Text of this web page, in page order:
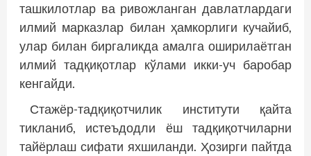
ташкилотлар ва ривожланган давлатлардаги
илмий марказлар билан ҳамкорлиги кучайиб,
улар билан биргаликда амалга оширилаётган
илмий тадқиқотлар кўлами икки-уч баробар
кенгайди.
Стажёр-тадқиқотчилик институ­­ти қайта
тикланиб, истеъдодли ёш тадқиқотчиларни
тайёрлаш сифати яхшиланди. Ҳозирги пайтда